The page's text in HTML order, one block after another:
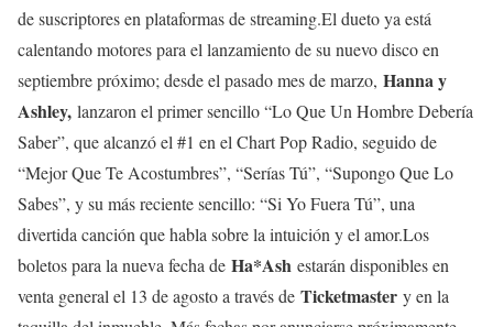
de suscriptores en plataformas de streaming.El dueto ya está
calentando motores para el lanzamiento de su nuevo disco en
septiembre próximo; desde el pasado mes de marzo, Hanna y
Ashley, lanzaron el primer sencillo “Lo Que Un Hombre Debería
Saber”, que alcanzó el #1 en el Chart Pop Radio, seguido de
“Mejor Que Te Acostumbres”, “Serías Tú”, “Supongo Que Lo
Sabes”, y su más reciente sencillo: “Si Yo Fuera Tú”, una
divertida canción que habla sobre la intuición y el amor.Los
boletos para la nueva fecha de Ha*Ash estarán disponibles en
venta general el 13 de agosto a través de Ticketmaster y en la